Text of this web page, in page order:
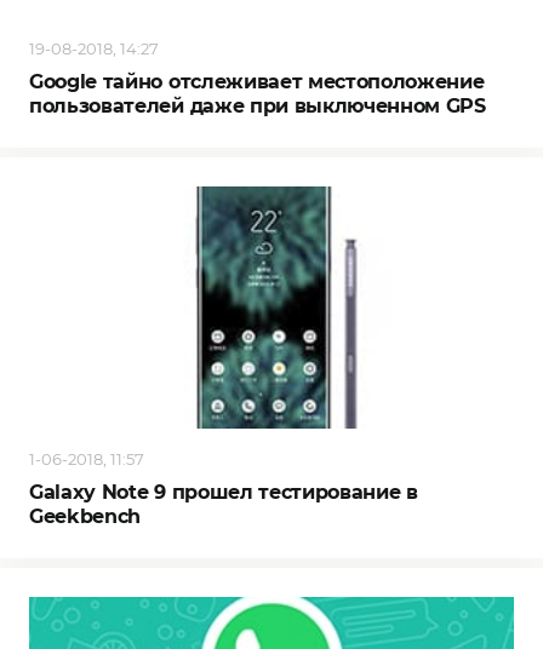
19-08-2018, 14:27
Google тайно отслеживает местоположение
пользователей даже при выключенном GPS
1-06-2018, 11:57
Galaxy Note 9 прошел тестирование в
Geekbench